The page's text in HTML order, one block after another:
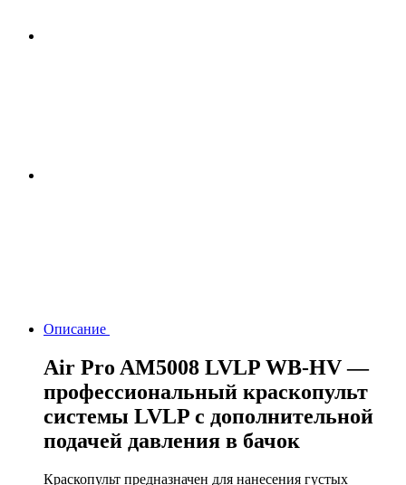
Описание
Air Pro AM5008 LVLP WB-HV —
профессиональный краскопульт
системы LVLP с дополнительной
подачей давления в бачок
Краскопульт предназначен для нанесения густых